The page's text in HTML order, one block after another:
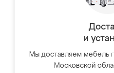
и
Мы доставляем мебель
Московской